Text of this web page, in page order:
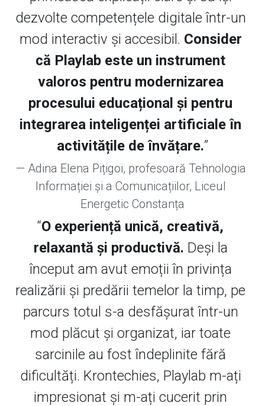
dezvolte competențele digitale într-un
mod interactiv și accesibil. Consider
că Playlab este un instrument
valoros pentru modernizarea
procesului educațional și pentru
integrarea inteligenței artificiale în
activitățile de învățare.”
— Adina Elena Pițigoi, profesoară Tehnologia
Informației și a Comunicațiilor, Liceul
Energetic Constanța
“O experiență unică, creativă,
relaxantă și productivă. Deși la
început am avut emoții în privința
realizării și predării temelor la timp, pe
parcurs totul s-a desfășurat într-un
mod plăcut și organizat, iar toate
sarcinile au fost îndeplinite fără
dificultăți. Krontechies, Playlab m-ați
impresionat și m-ați cucerit prin